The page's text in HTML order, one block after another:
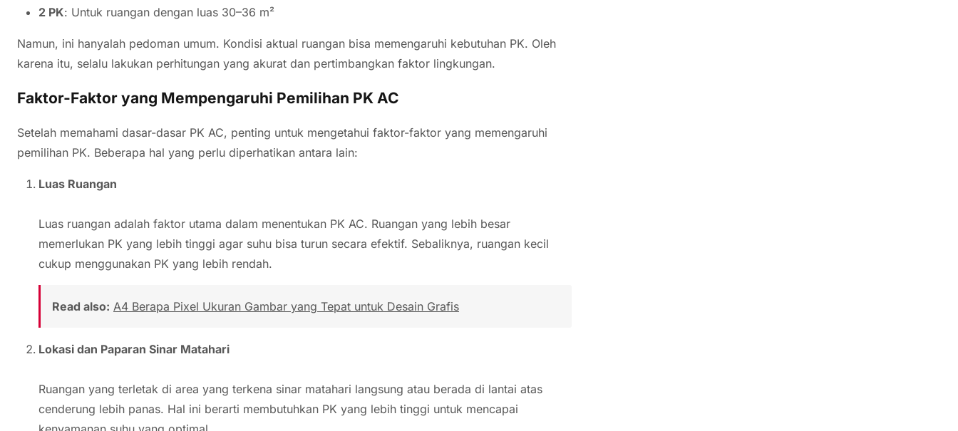
2 PK: Untuk ruangan dengan luas 30–36 m²
Namun, ini hanyalah pedoman umum. Kondisi aktual ruangan bisa memengaruhi kebutuhan PK. Oleh
karena itu, selalu lakukan perhitungan yang akurat dan pertimbangkan faktor lingkungan.
Faktor-Faktor yang Mempengaruhi Pemilihan PK AC
Setelah memahami dasar-dasar PK AC, penting untuk mengetahui faktor-faktor yang memengaruhi
pemilihan PK. Beberapa hal yang perlu diperhatikan antara lain:
Luas Ruangan
Luas ruangan adalah faktor utama dalam menentukan PK AC. Ruangan yang lebih besar
memerlukan PK yang lebih tinggi agar suhu bisa turun secara efektif. Sebaliknya, ruangan kecil
cukup menggunakan PK yang lebih rendah.
Read also: A4 Berapa Pixel Ukuran Gambar yang Tepat untuk Desain Grafis
Lokasi dan Paparan Sinar Matahari
Ruangan yang terletak di area yang terkena sinar matahari langsung atau berada di lantai atas
cenderung lebih panas. Hal ini berarti membutuhkan PK yang lebih tinggi untuk mencapai